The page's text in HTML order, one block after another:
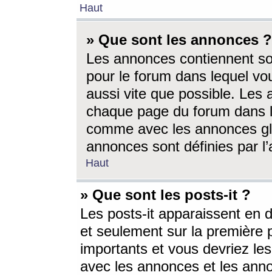
Haut
» Que sont les annonces ?
Les annonces contiennent
pour le forum dans lequel
aussi vite que possible. Les
chaque page du forum dans
comme avec les annonces
annonces sont définies par
Haut
» Que sont les posts-it ?
Les posts-it apparaissent en
et seulement sur la première
importants et vous devriez
avec les annonces et les